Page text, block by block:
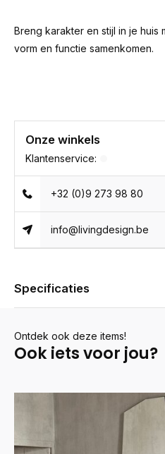
Breng karakter en stijl in je huis
vorm en functie samenkomen.
Onze winkels
Klantenservice:
+32 (0)9 273 98 80
info@livingdesign.be
Specificaties
Ontdek ook deze items!
Ook iets voor jou?